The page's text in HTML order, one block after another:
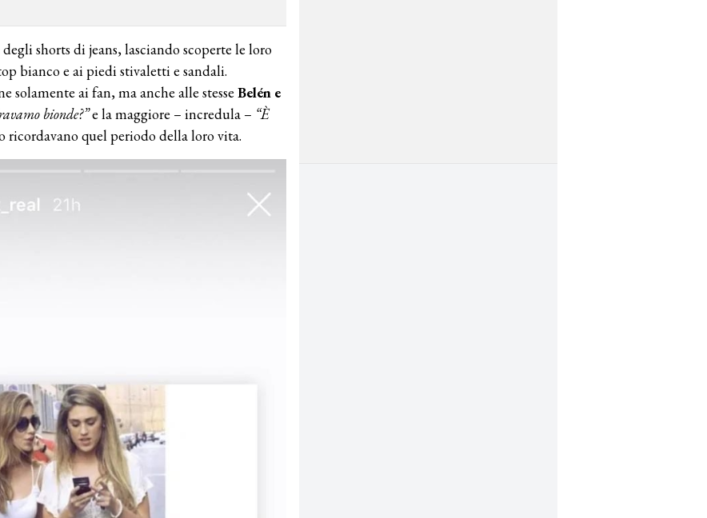
shorts di jeans, lasciando scoperte le loro
bianco e ai piedi stivaletti e sandali.
solamente ai fan, ma anche alle stesse Belén e
bionde?”e la maggiore – incredula – “È
ricordavano quel periodo della loro vita.